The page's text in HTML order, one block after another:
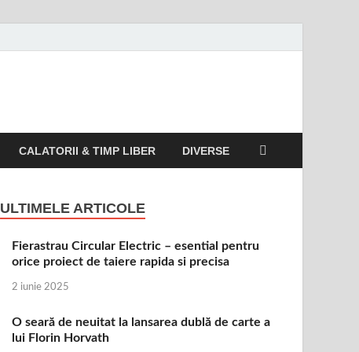
CALATORII & TIMP LIBER DIVERSE
ULTIMELE ARTICOLE
Fierastrau Circular Electric – esential pentru
orice proiect de taiere rapida si precisa
2 iunie 2025
O seară de neuitat la lansarea dublă de carte a
lui Florin Horvath